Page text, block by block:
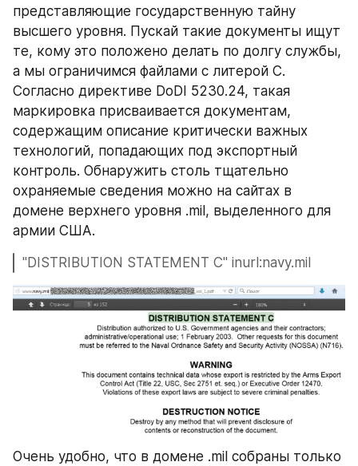
представляющие государственную тайну
высшего уровня. Пускай такие документы ищут
те, кому это положено делать по долгу службы,
а мы ограничимся файлами с литерой С.
Согласно директиве DoDI 5230.24, такая
маркировка присваивается документам,
содержащим описание критически важных
технологий, попадающих под экспортный
контроль. Обнаружить столь тщательно
охраняемые сведения можно на сайтах в
домене верхнего уровня .mil, выделенного для
армии США.
"DISTRIBUTION STATEMENT C" inurl:navy.mil
Очень удобно, что в домене .mil собраны только